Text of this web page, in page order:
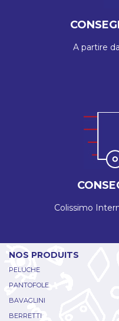
A partire
Colissimo
NOS PRODUITS
PELUCHE
PANTOFOLE
BAVAGLINI
BERRETTI